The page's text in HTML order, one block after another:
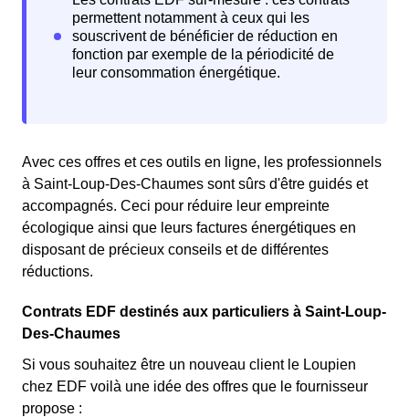
Avec ces offres et ces outils en ligne, les professionnels
à Saint-Loup-Des-Chaumes sont sûrs d'être guidés et
accompagnés. Ceci pour réduire leur empreinte
écologique ainsi que leurs factures énergétiques en
disposant de précieux conseils et de différentes
réductions.
Contrats EDF destinés aux particuliers à Saint-Loup-
Des-Chaumes
Si vous souhaitez être un nouveau client le Loupien
chez EDF voilà une idée des offres que le fournisseur
propose :